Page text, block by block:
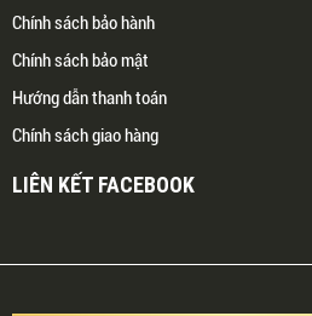
Chính sách bảo hành
Chính sách bảo mật
Hướng dẫn thanh toán
Chính sách giao hàng
LIÊN KẾT FACEBOOK